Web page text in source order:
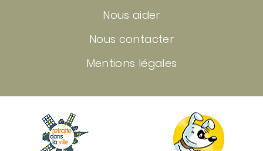
Chapitre 20
Nous aider
Nous contacter
Mentions légales